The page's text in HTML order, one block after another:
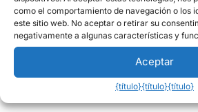
como el comportamiento de navegación o los
este sitio web. No aceptar o retirar su
negativamente a algunas características y
Aceptar
{título}{título}{título}
ajustes, pero los resultados de
parecen totalmente
preocupaciones de las marcas
vemos cada día en Mediads.